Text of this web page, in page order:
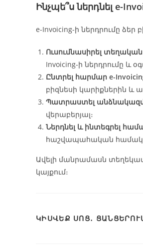
Ինչպե՞ս ներդնել e-
e-Invoicing-ի ներդրումը ձեր
Ուսումնասիրել տեղական
Invoicing-ի ներդրումը և
Ընտրել հարմար e-
բիզնեսի կարիքներին և
Պատրաստել
վերաբերյալ։
Ներդնել և ինտեգրել
հաշվապահական
Ավելի մանրամասն
կայքում։
ԿԻՍՎԵՔ ՍՈՑ․